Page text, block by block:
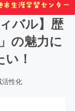
バル】歴
の魅力に
！
活性化